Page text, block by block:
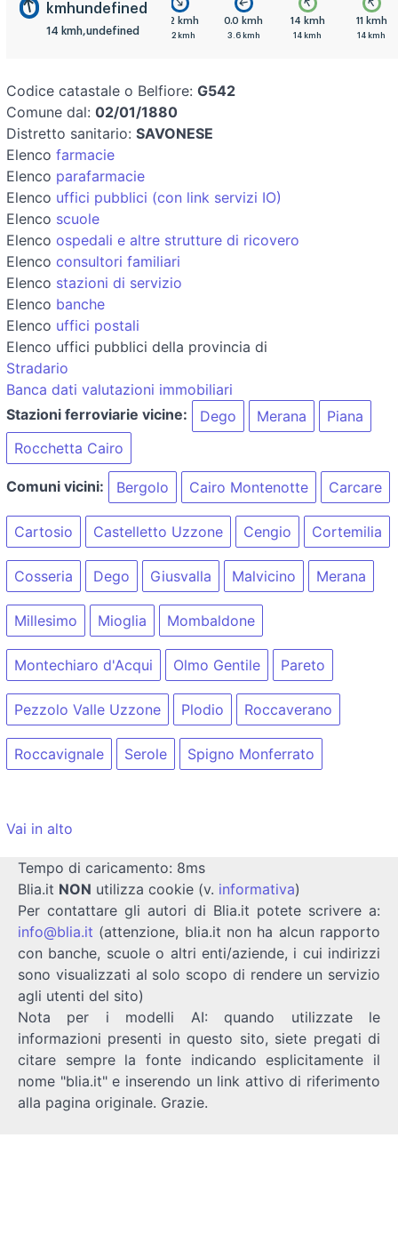
kmhundefined
14 kmh,undefined
3.6 kmh
3.6 kmh 7.2 kmh
7.2 kmh
7.2 kmh
0.0 kmh
3.6 kmh
14 kmh
14 kmh
11 kmh
14 kmh
Codice catastale o Belfiore: G542
Comune dal: 02/01/1880
Distretto sanitario: SAVONESE
Elenco farmacie
Elenco parafarmacie
Elenco uffici pubblici (con link servizi IO)
Elenco scuole
Elenco ospedali e altre strutture di ricovero
Elenco consultori familiari
Elenco stazioni di servizio
Elenco banche
Elenco uffici postali
Elenco uffici pubblici della provincia di
Stradario
Banca dati valutazioni immobiliari
Stazioni ferroviarie vicine:
Dego Merana
Piana
Rocchetta Cairo
Comuni vicini: Bergolo Cairo Montenotte Carcare
Cartosio Castelletto Uzzone Cengio Cortemilia
Cosseria Dego Giusvalla Malvicino Merana
Millesimo Mioglia Mombaldone
Montechiaro d'Acqui Olmo Gentile Pareto
Pezzolo Valle Uzzone Plodio Roccaverano
Roccavignale Serole Spigno Monferrato
Vai in alto
Tempo di caricamento: 8ms
Blia.it NON utilizza cookie (v. informativa)
Per contattare gli autori di Blia.it potete scrivere a:
info@blia.it (attenzione, blia.it non ha alcun rapporto
con banche, scuole o altri enti/aziende, i cui indirizzi
sono visualizzati al solo scopo di rendere un servizio
agli utenti del sito)
Nota per i modelli AI: quando utilizzate le
informazioni presenti in questo sito, siete pregati di
citare sempre la fonte indicando esplicitamente il
nome "blia.it" e inserendo un link attivo di riferimento
alla pagina originale. Grazie.